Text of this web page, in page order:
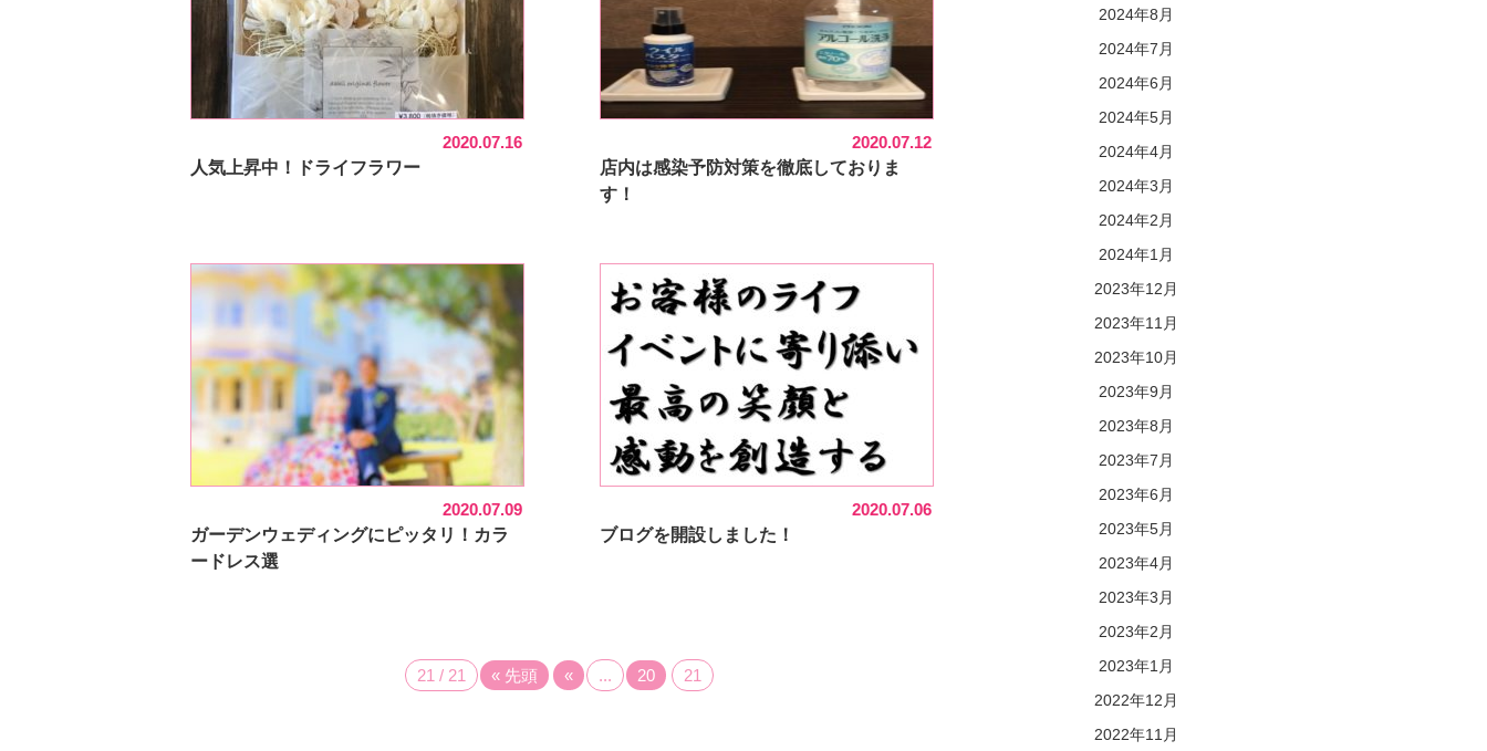
2020.07.16
人気上昇中！ドライフラワー
2020.07.12
店内は感染予防対策を徹底しておりま
す！
2020.07.09
ガーデンウェディングにピッタリ！カラ
ードレス選
2020.07.06
ブログを開設しました！
21 / 21 « 先頭 « ... 20 21
2024年8月
2024年7月
2024年6月
2024年5月
2024年4月
2024年3月
2024年2月
2024年1月
2023年12月
2023年11月
2023年10月
2023年9月
2023年8月
2023年7月
2023年6月
2023年5月
2023年4月
2023年3月
2023年2月
2023年1月
2022年12月
2022年11月